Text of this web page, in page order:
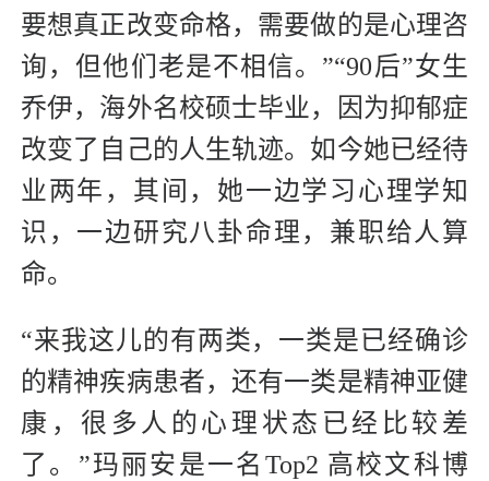
要想真正改变命格，需要做的是心理咨
询，但他们老是不相信。”“90后”女生
乔伊，海外名校硕士毕业，因为抑郁症
改变了自己的人生轨迹。如今她已经待
业两年，其间，她一边学习心理学知
识，一边研究八卦命理，兼职给人算
命。
“来我这儿的有两类，一类是已经确诊
的精神疾病患者，还有一类是精神亚健
康，很多人的心理状态已经比较差
了。”玛丽安是一名Top2 高校文科博